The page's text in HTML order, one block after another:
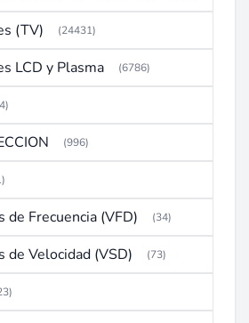
(TV) (24431)
LCD y Plasma (6786)
(996)
de Frecuencia (VFD) (34)
de Velocidad (VSD) (73)